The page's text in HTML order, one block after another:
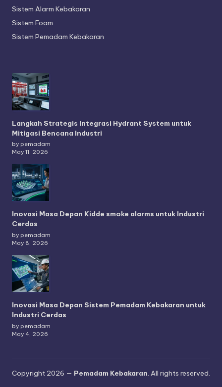
Sistem Alarm Kebakaran
Sistem Foam
Sistem Pemadam Kebakaran
Langkah Strategis Integrasi Hydrant System untuk
Mitigasi Bencana Industri
by pemadam
May 11, 2026
Inovasi Masa Depan Kidde smoke alarms untuk Industri
Cerdas
by pemadam
May 8, 2026
Inovasi Masa Depan Sistem Pemadam Kebakaran untuk
Industri Cerdas
by pemadam
May 4, 2026
Copyright 2026 — Pemadam Kebakaran. All rights reserved.